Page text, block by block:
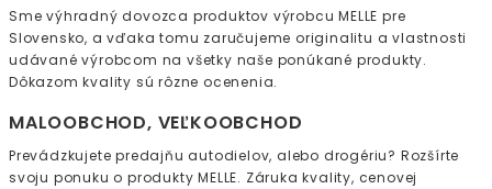
Sme výhradný dovozca produktov výrobcu MELLE pre
Slovensko, a vďaka tomu zaručujeme originalitu a vlastnosti
udávané výrobcom na všetky naše ponúkané produkty.
Dôkazom kvality sú rôzne ocenenia.
MALOOBCHOD, VEĽKOOBCHOD
Prevádzkujete predajňu autodielov, alebo drogériu? Rozšírte
svoju ponuku o produkty MELLE. Záruka kvality, cenovej